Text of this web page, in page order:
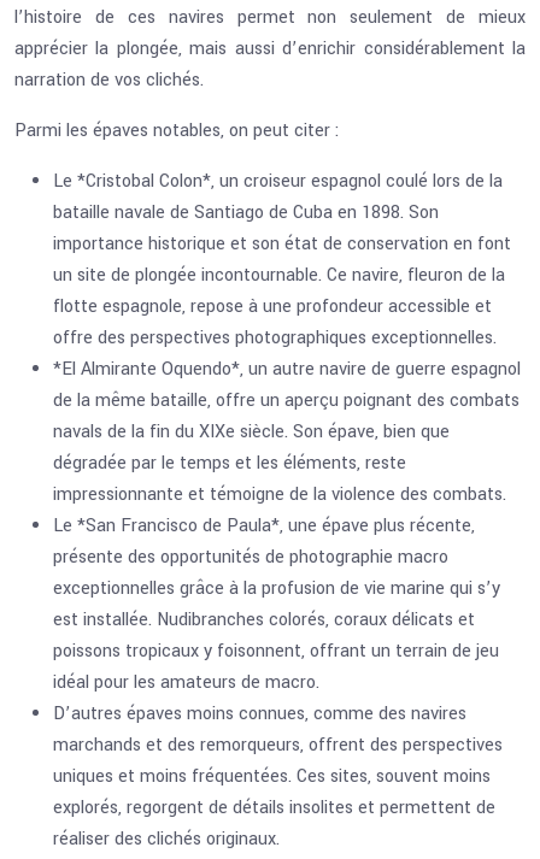
l’histoire de ces navires permet non seulement de mieux
apprécier la plongée, mais aussi d’enrichir considérablement la
narration de vos clichés.
Parmi les épaves notables, on peut citer :
Le *Cristobal Colon*, un croiseur espagnol coulé lors de la
bataille navale de Santiago de Cuba en 1898. Son
importance historique et son état de conservation en font
un site de plongée incontournable. Ce navire, fleuron de la
flotte espagnole, repose à une profondeur accessible et
offre des perspectives photographiques exceptionnelles.
*El Almirante Oquendo*, un autre navire de guerre espagnol
de la même bataille, offre un aperçu poignant des combats
navals de la fin du XIXe siècle. Son épave, bien que
dégradée par le temps et les éléments, reste
impressionnante et témoigne de la violence des combats.
Le *San Francisco de Paula*, une épave plus récente,
présente des opportunités de photographie macro
exceptionnelles grâce à la profusion de vie marine qui s’y
est installée. Nudibranches colorés, coraux délicats et
poissons tropicaux y foisonnent, offrant un terrain de jeu
idéal pour les amateurs de macro.
D’autres épaves moins connues, comme des navires
marchands et des remorqueurs, offrent des perspectives
uniques et moins fréquentées. Ces sites, souvent moins
explorés, regorgent de détails insolites et permettent de
réaliser des clichés originaux.